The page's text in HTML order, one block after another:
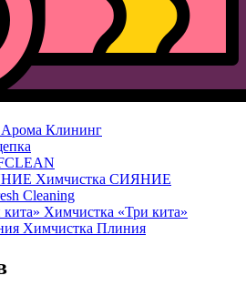
Арома Клининг
Химчистка СИЯНИЕ
Cleaning
Химчистка «Три кита»
Химчистка Плиния